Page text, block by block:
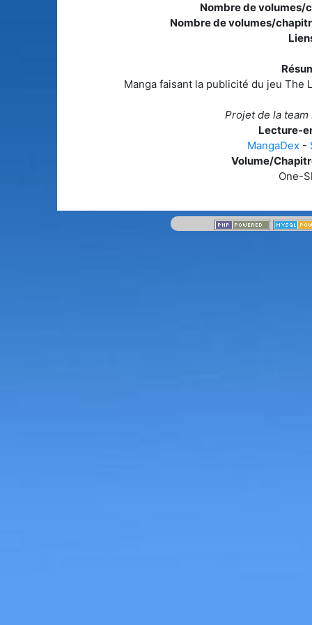
Nombre de volumes/
Nombre de volumes/
Manga faisant la publicité du jeu The
Projet de la team
Lecture-
MangaDex-
Volume/
One-